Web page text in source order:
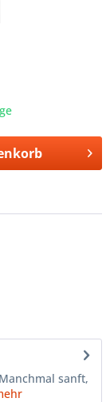
sanft,